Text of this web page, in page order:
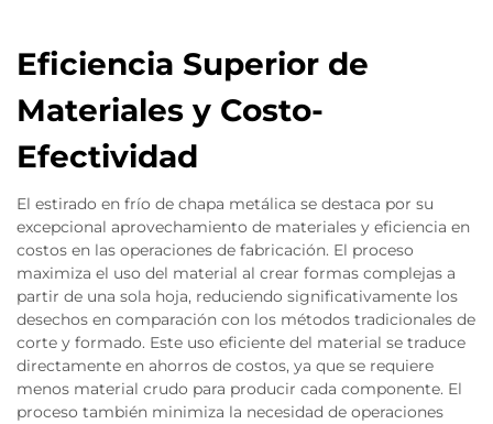
Eficiencia Superior de
Materiales y Costo-
Efectividad
El estirado en frío de chapa metálica se destaca por su
excepcional aprovechamiento de materiales y eficiencia en
costos en las operaciones de fabricación. El proceso
maximiza el uso del material al crear formas complejas a
partir de una sola hoja, reduciendo significativamente los
desechos en comparación con los métodos tradicionales de
corte y formado. Este uso eficiente del material se traduce
directamente en ahorros de costos, ya que se requiere
menos material crudo para producir cada componente. El
proceso también minimiza la necesidad de operaciones